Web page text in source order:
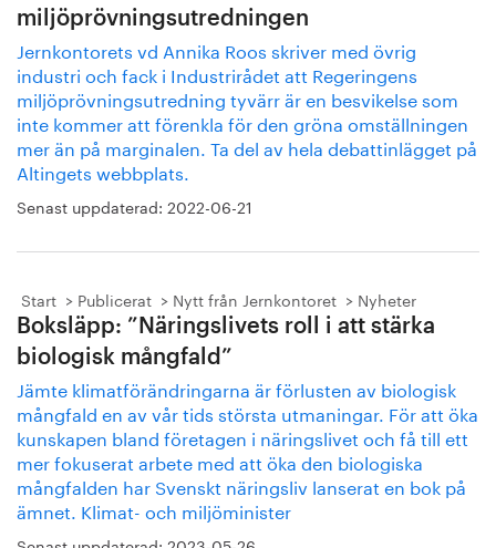
miljöprövningsutredningen
Jernkontorets vd Annika Roos skriver med övrig
industri och fack i Industrirådet att Regeringens
miljöprövningsutredning tyvärr är en besvikelse som
inte kommer att förenkla för den gröna omställningen
mer än på marginalen. Ta del av hela debattinlägget på
Altingets webbplats.
Senast uppdaterad: 2022-06-21
Start Publicerat Nytt från Jernkontoret Nyheter
Boksläpp: ”Näringslivets roll i att stärka
biologisk mångfald”
Jämte klimatförändringarna är förlusten av biologisk
mångfald en av vår tids största utmaningar. För att öka
kunskapen bland företagen i näringslivet och få till ett
mer fokuserat arbete med att öka den biologiska
mångfalden har Svenskt näringsliv lanserat en bok på
ämnet. Klimat- och miljöminister